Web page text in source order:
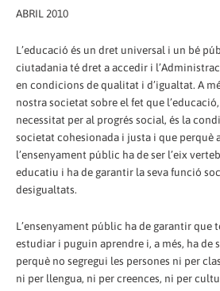
ABRIL 2010
L’educació és un dret universal i un bé
ciutadania té dret a accedir i
en condicions de qualitat i d’igualtat. A
nostra societat sobre el fet que
necessitat per al progrés social, és la
societat cohesionada i justa i que perquè
l’ensenyament públic ha de ser l’eix
educatiu i ha de garantir la seva funció
desigualtats.
L’ensenyament públic ha de garantir que
estudiar i puguin aprendre i, a més, ha de
perquè no segregui les persones ni per
ni per llengua, ni per creences, ni per